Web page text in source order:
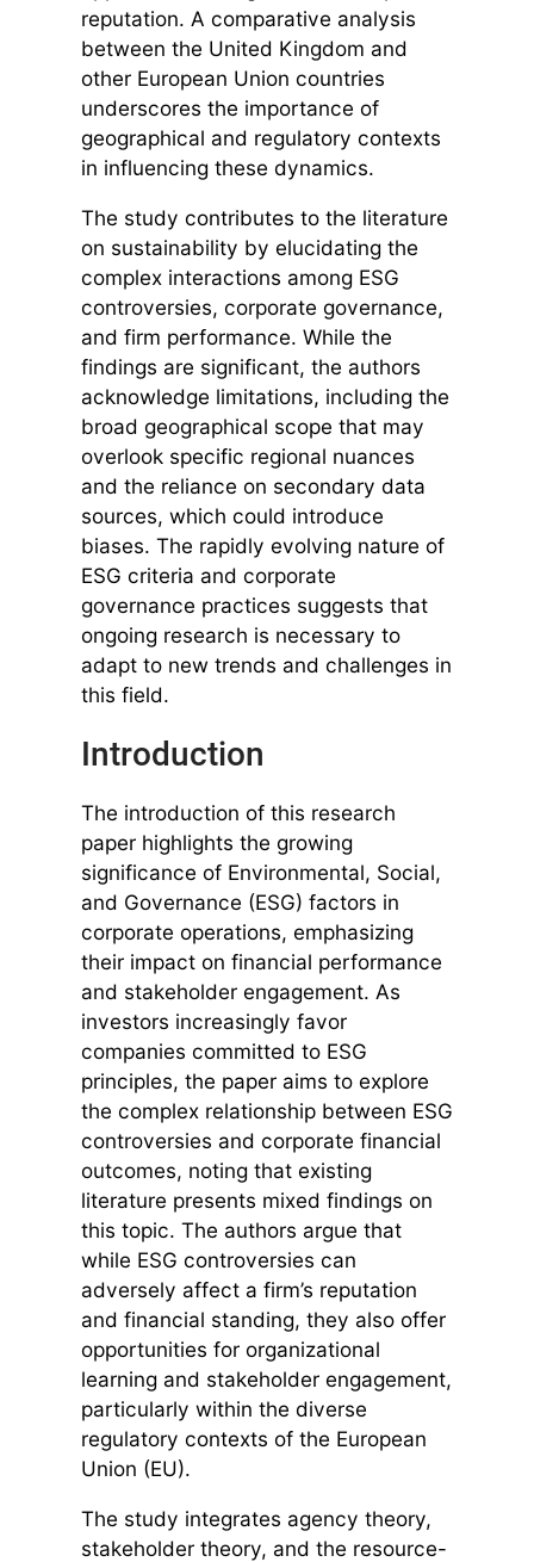
reputation. A comparative analysis
between the United Kingdom and
other European Union countries
underscores the importance of
geographical and regulatory contexts
in influencing these dynamics.
The study contributes to the literature
on sustainability by elucidating the
complex interactions among ESG
controversies, corporate governance,
and firm performance. While the
findings are significant, the authors
acknowledge limitations, including the
broad geographical scope that may
overlook specific regional nuances
and the reliance on secondary data
sources, which could introduce
biases. The rapidly evolving nature of
ESG criteria and corporate
governance practices suggests that
ongoing research is necessary to
adapt to new trends and challenges in
this field.
Introduction
The introduction of this research
paper highlights the growing
significance of Environmental, Social,
and Governance (ESG) factors in
corporate operations, emphasizing
their impact on financial performance
and stakeholder engagement. As
investors increasingly favor
companies committed to ESG
principles, the paper aims to explore
the complex relationship between ESG
controversies and corporate financial
outcomes, noting that existing
literature presents mixed findings on
this topic. The authors argue that
while ESG controversies can
adversely affect a firm’s reputation
and financial standing, they also offer
opportunities for organizational
learning and stakeholder engagement,
particularly within the diverse
regulatory contexts of the European
Union (EU).
The study integrates agency theory,
stakeholder theory, and the resource-